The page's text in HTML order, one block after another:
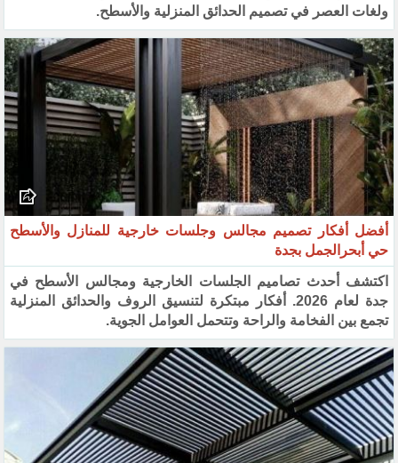
ولغات العصر في تصميم الحدائق المنزلية والأسطح.
أفضل أفكار تصميم مجالس وجلسات خارجية للمنازل والأسطح
حي أبحرالجمل بجدة
اكتشف أحدث تصاميم الجلسات الخارجية ومجالس الأسطح في
جدة لعام 2026. أفكار مبتكرة لتنسيق الروف والحدائق المنزلية
تجمع بين الفخامة والراحة وتتحمل العوامل الجوية.